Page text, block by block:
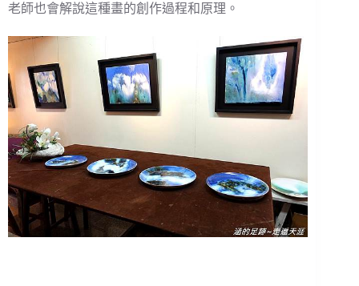
老師也會解說這種畫的創作過程和原理。